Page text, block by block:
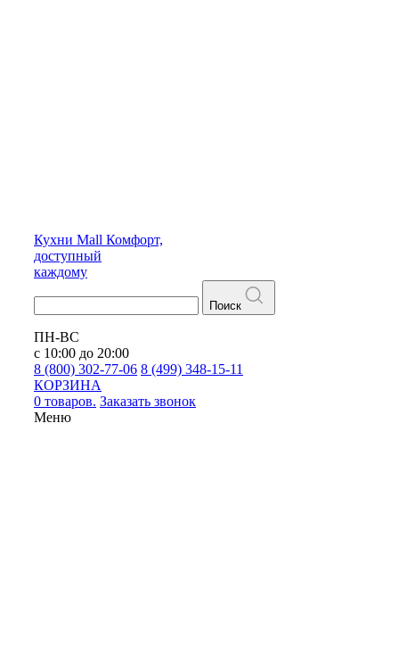
Кухни Mall Комфорт,
доступный
каждому
Поиск
ПН-ВС
с 10:00 до 20:00
8 (800) 302-77-06 8 (499) 348-15-11
КОРЗИНА
0 товаров. Заказать звонок
Меню